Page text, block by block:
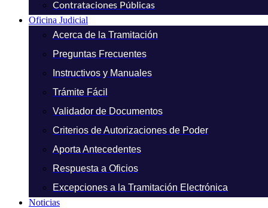
Contrataciones Públicas
Oficina Judicial
Acerca de la Tramitación
Preguntas Frecuentes
Instructivos y Manuales
Trámite Fácil
Validador de Documentos
Criterios de Autorizaciones de Poder
Aporta Antecedentes
Respuesta a Oficios
Excepciones a la Tramitación Electrónica
Noticias